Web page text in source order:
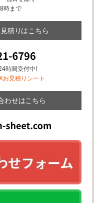
時まで
積りはこちら
時間受付中!
お見積りシート
わせはこちら